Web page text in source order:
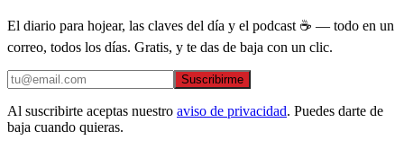
El diario para hojear, las claves del día y el podcast ☕ — todo en un
correo, todos los días. Gratis, y te das de baja con un clic.
Suscribirme
Al suscribirte aceptas nuestro aviso de privacidad. Puedes darte de
baja cuando quieras.